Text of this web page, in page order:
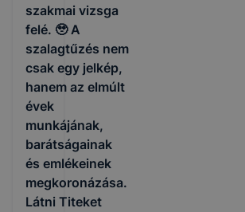
szakmai vizsga
felé. 🥹 A
szalagtűzés nem
csak egy jelkép,
hanem az elmúlt
évek
munkájának,
barátságainak
és emlékeinek
megkoronázása.
Látni Titeket